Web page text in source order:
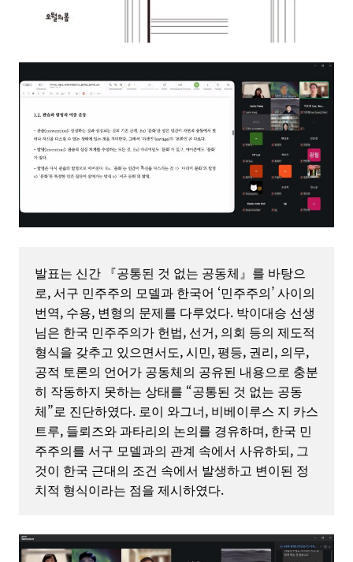
발표는 신간 『공통된 것 없는 공동체』를 바탕으
로, 서구 민주주의 모델과 한국어 ‘민주주의’ 사이의
번역, 수용, 변형의 문제를 다루었다. 박이대승 선생
님은 한국 민주주의가 헌법, 선거, 의회 등의 제도적
형식을 갖추고 있으면서도, 시민, 평등, 권리, 의무,
공적 토론의 언어가 공동체의 공유된 내용으로 충분
히 작동하지 못하는 상태를 “공통된 것 없는 공동
체”로 진단하였다. 로이 와그너, 비베이루스 지 카스
트루, 들뢰즈와 과타리의 논의를 경유하며, 한국 민
주주의를 서구 모델과의 관계 속에서 사유하되, 그
것이 한국 근대의 조건 속에서 발생하고 변이된 정
치적 형식이라는 점을 제시하였다.